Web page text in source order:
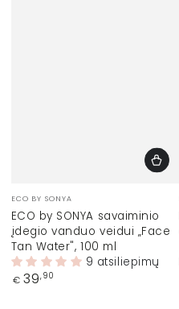
Prekinis
ženklas:
ECO BY SONYA
ECO by SONYA savaiminio
įdegio vanduo veidui „Face
Tan Water", 100 ml
9 atsiliepimų
Įprasta
€ 39,90